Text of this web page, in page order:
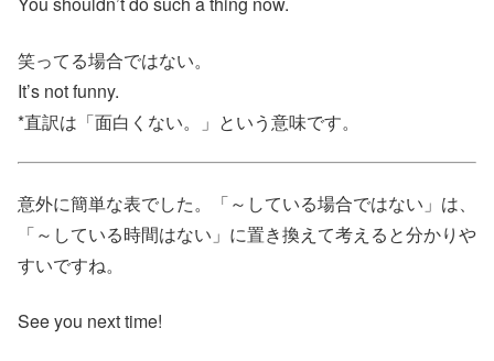
笑ってる場合ではない。
It’s not funny.
*直訳は「面白くない。」という意味です。
意外に簡単な表でした。「～している場合ではない」は、
「～している時間はない」に置き換えて考えると分かりや
すいですね。
See you next time!